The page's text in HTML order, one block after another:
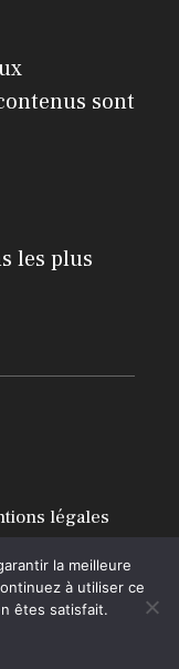
sont
les plus
légales
la meilleure
à utiliser ce
êtes satisfait.